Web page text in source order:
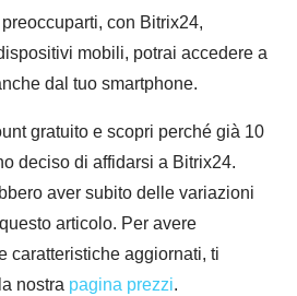
con Bitrix24,
mobili, potrai accedere a
dal tuo smartphone.
gratuito e scopri perché già 10
deciso di affidarsi a Bitrix24.
aver subito delle variazioni
articolo. Per avere
caratteristiche aggiornati, ti
nostra pagina prezzi.